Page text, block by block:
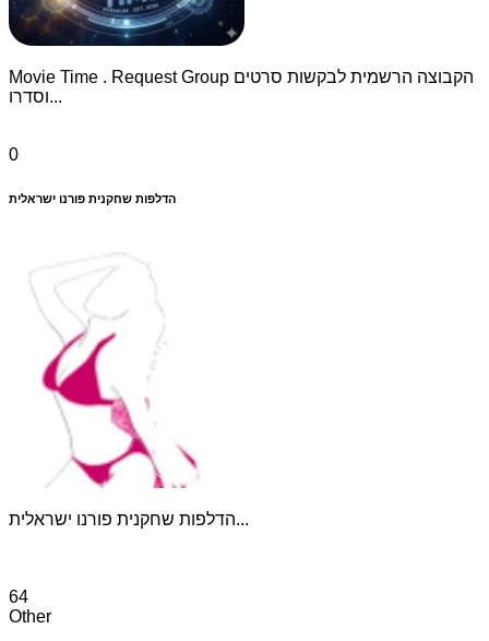
Movie Time . Request Group הקבוצה הרשמית לבקשות סרטים
וסדרו...
0
הדלפות שחקנית פורנו ישראלית
הדלפות שחקנית פורנו ישראלית...
64
Other